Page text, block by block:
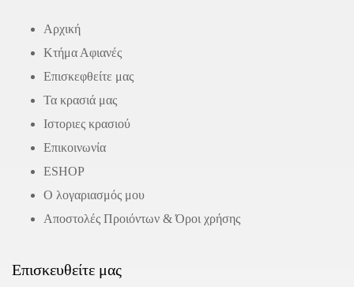
Αρχική
Κτήμα Αφιανές
Επισκεφθείτε μας
Τα κρασιά μας
Ιστοριες κρασιού
Επικοινωνία
ΕSHOP
Ο λογαριασμός μου
Αποστολές Προιόντων & Όροι χρήσης
Επισκευθείτε μας